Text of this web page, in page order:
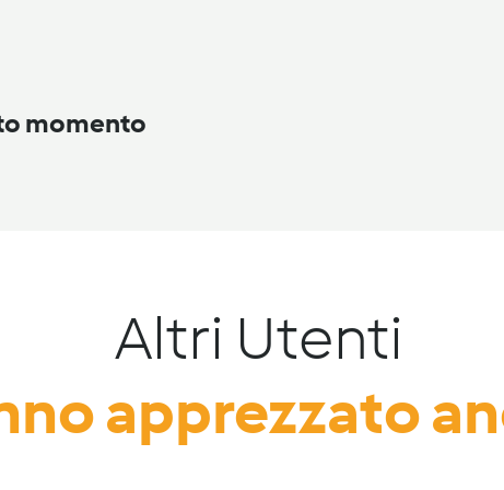
momento
Altri Utenti
apprezzato